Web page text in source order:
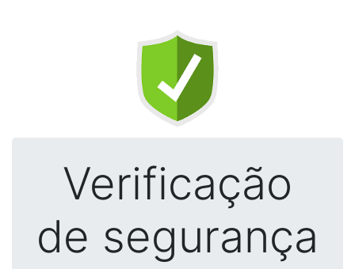
Verificação
de segurança